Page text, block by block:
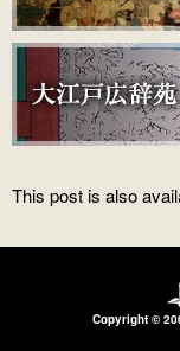
This post is also
Copyright ©